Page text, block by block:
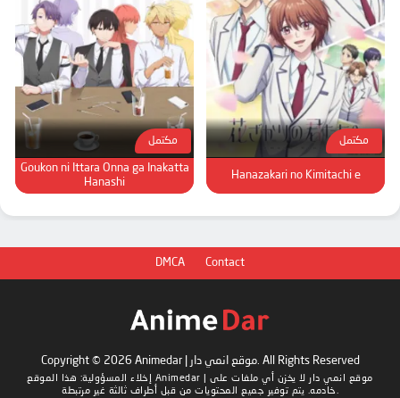
مكتمل
Hanazakari no Kimitachi e
مكتمل
Goukon ni Ittara Onna ga Inakatta
Hanashi
DMCA Contact
Copyright © 2026 Animedar | موقع انمي دار. All Rights Reserved
Animedar | موقع انمي دار لا يخزن أي ملفات على
خادمه. يتم توفير جميع المحتويات من قبل أطراف ثالثة غير مرتبطة.